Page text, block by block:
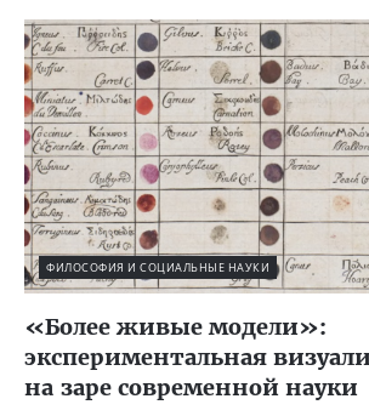
ФИЛОСОФИЯ И СОЦИАЛЬНЫЕ НАУКИ
«Более живые модели»:
экспериментальная
на заре современной науки